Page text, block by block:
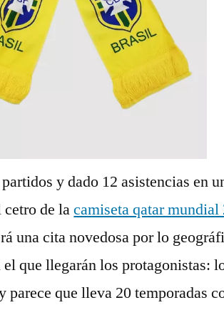
y dado 12 asistencias en
cetro de lacamiseta qatar mundial
una cita novedosa por lo
que llegarán los protagonistas:
parece que lleva 20 temporadas